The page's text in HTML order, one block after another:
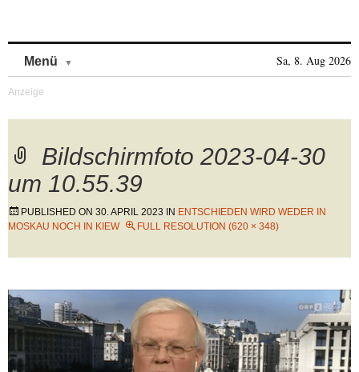
Menü Sa, 8. Aug 2026
Bildschirmfoto 2023-04-30
um 10.55.39
PUBLISHED ON 30. APRIL 2023 IN ENTSCHIEDEN WIRD WEDER IN
MOSKAU NOCH IN KIEW
FULL RESOLUTION (620 × 348)